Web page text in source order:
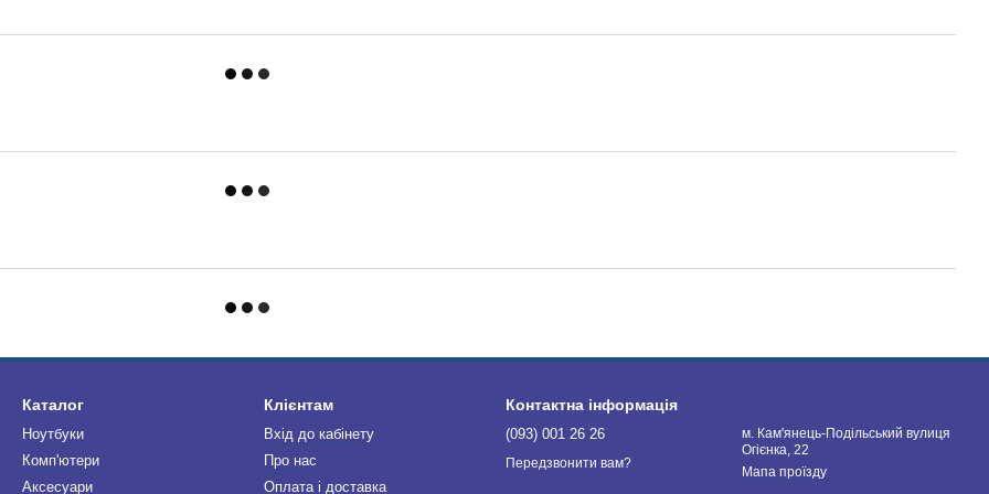
Каталог
Ноутбуки
Комп'ютери
Аксесуари
Клієнтам
Вхід до кабінету
Про нас
Оплата і доставка
Контактна інформація
(093) 001 26 26
Передзвонити вам?
м. Кам'янець-Подільський вулиця
Огієнка, 22
Мапа проїзду